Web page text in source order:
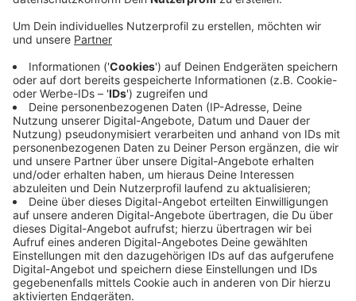
Anzeige
Mit Beginn des neuen Schuljahres bleibt der
Lehrermangel in NRW ein zentrales Problem. Aktuell
sind rund 7.000 Stellen unbesetzt. Schulministerin
Dorothee Feller zeigt sich jedoch optimistisch: "Wir
haben die Studienplätze für Grundschullehrkräfte
erhöht, und das wirkt sich aus. Anfang der 2030er
Jahre wird sich die Lage an Grundschulen entspannen,
Mitte der 2030er Jahre auch an anderen Schulformen."
Bis dahin bleibt die Herausforderung, den Unterricht
trotz fehlender Lehrkräfte sicherzustellen.
Anzeige